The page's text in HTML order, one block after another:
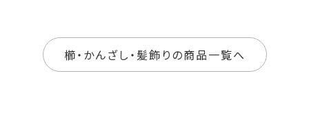
櫛・かんざし・髪飾りの商品一覧へ